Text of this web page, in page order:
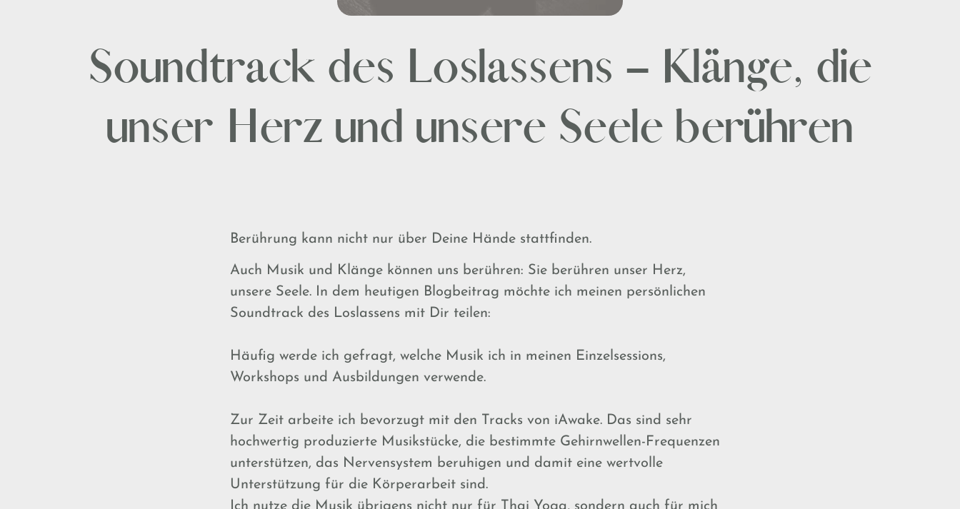
Soundtrack des Loslassens – Klänge, die
unser Herz und unsere Seele berühren
Berührung kann nicht nur über Deine Hände stattfinden.
Auch Musik und Klänge können uns berühren: Sie berühren unser Herz,
unsere Seele. In dem heutigen Blogbeitrag möchte ich meinen persönlichen
Soundtrack des Loslassens mit Dir teilen:
Häufig werde ich gefragt, welche Musik ich in meinen Einzelsessions,
Workshops und Ausbildungen verwende.
Zur Zeit arbeite ich bevorzugt mit den Tracks von iAwake. Das sind sehr
hochwertig produzierte Musikstücke, die bestimmte Gehirnwellen-Frequenzen
unterstützen, das Nervensystem beruhigen und damit eine wertvolle
Unterstützung für die Körperarbeit sind.